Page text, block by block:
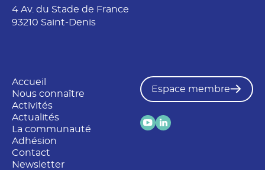
4 Av. du Stade de France
93210 Saint-Denis
Accueil
Nous connaître
Activités
Actualités
La communauté
Adhésion
Contact
Newsletter
Espace membre